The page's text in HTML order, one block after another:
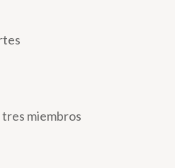
miembros